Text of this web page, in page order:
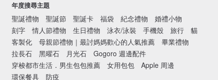
年度搜尋主題
聖誕禮物 聖誕節 聖誕卡 福袋 紀念禮物
婚禮小物
刻字
情人節禮物 生日禮物 泳衣/泳裝 手機殼 旅行
貓
客製化
母親節禮物｜最討媽媽歡心的人氣推薦
畢業禮物
拉長石
黑曜石 月光石
Gogoro 週邊配件
穿梭都市生活．男生包包推薦
女用包包
Apple 周邊
環保餐具
防疫